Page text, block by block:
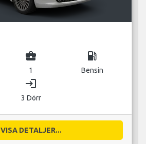
business_center
1
local_gas_station
Bensin
login
3 Dörr
VISA DETALJER...